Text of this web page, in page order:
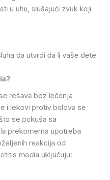
u uhu, slušajući zvuk koji
da utvrdi da li vaše dete
rešava bez lečenja
i lekovi protiv bolova se
se pokuša sa
prekomerna upotreba
reakcija od
media uključuju: